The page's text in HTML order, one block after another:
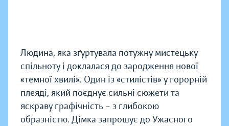
Людина, яка зґуртувала потужну мистецьку
спільноту і доклалася до зародження нової
«темної хвилі». Один із «стилістів» у горорній
плеяді, який поєднує сильні сюжети та
яскраву графічність – з глибокою
образністю. Дімка запрошує до Ужасного